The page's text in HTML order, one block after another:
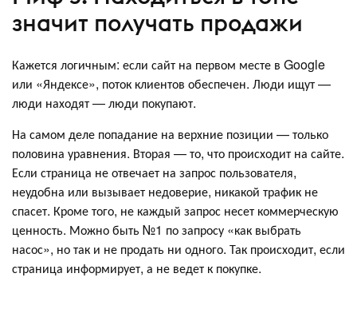
значит получать продажи
Кажется логичным: если сайт на первом месте в Google
или «Яндексе», поток клиентов обеспечен. Люди ищут —
люди находят — люди покупают.
На самом деле попадание на верхние позиции — только
половина уравнения. Вторая — то, что происходит на сайте.
Если страница не отвечает на запрос пользователя,
неудобна или вызывает недоверие, никакой трафик не
спасет. Кроме того, не каждый запрос несет коммерческую
ценность. Можно быть №1 по запросу «как выбрать
насос», но так и не продать ни одного. Так происходит, если
страница информирует, а не ведет к покупке.